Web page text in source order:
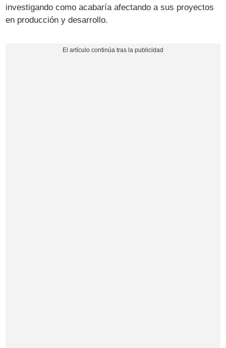
investigando como acabaría afectando a sus proyectos
en producción y desarrollo.